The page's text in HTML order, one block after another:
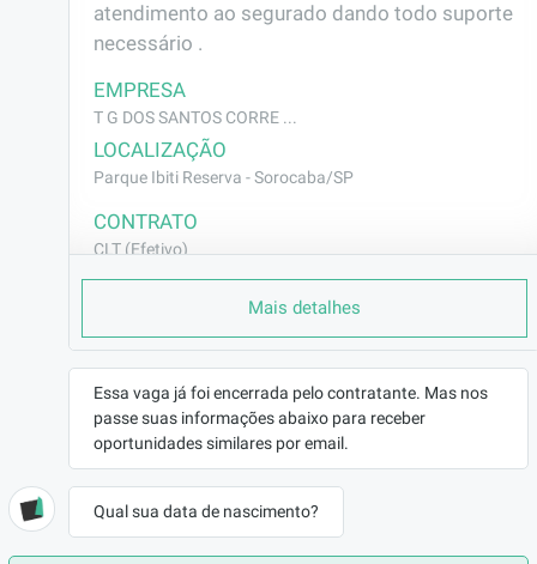
atendimento ao segurado dando todo suporte
necessário .
EMPRESA
T G DOS SANTOS CORRE ...
LOCALIZAÇÃO
Parque Ibiti Reserva - Sorocaba/SP
CONTRATO
CLT (Efetivo)
REMUNERAÇÃO
VAGA AFIRMATIVA
Não
RAMO DE ATUAÇÃO
Vendas
BENEFÍCIOS
a combinar
DESCRIÇÃO
Mais detalhes
Essa vaga já foi encerrada pelo contratante. Mas nos
passe suas informações abaixo para receber
oportunidades similares por email.
Qual sua data de nascimento?